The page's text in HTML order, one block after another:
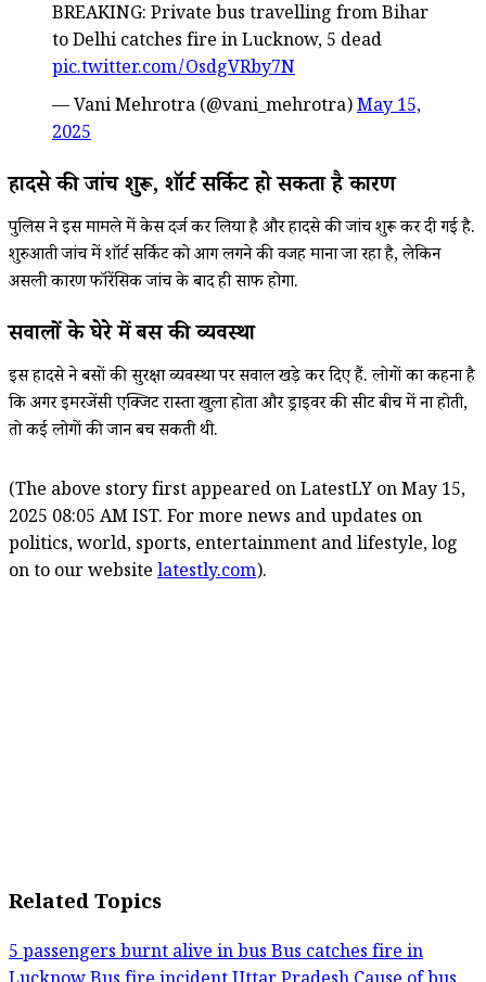
BREAKING: Private bus travelling from Bihar
to Delhi catches fire in Lucknow, 5 dead
pic.twitter.com/OsdgVRby7N
— Vani Mehrotra (@vani_mehrotra)May 15,
2025
हादसे की जांच शुरू, शॉर्ट सर्किट हो सकता है कारण
पुलिस ने इस मामले में केस दर्ज कर लिया है और हादसे की जांच शुरू कर दी गई है.
शुरुआती जांच में शॉर्ट सर्किट को आग लगने की वजह माना जा रहा है, लेकिन
असली कारण फॉरेंसिक जांच के बाद ही साफ होगा.
सवालों के घेरे में बस की व्यवस्था
इस हादसे ने बसों की सुरक्षा व्यवस्था पर सवाल खड़े कर दिए हैं. लोगों का कहना है
कि अगर इमरजेंसी एक्जिट रास्ता खुला होता और ड्राइवर की सीट बीच में ना होती,
तो कई लोगों की जान बच सकती थी.
(The above story first appeared on LatestLY on May 15,
2025 08:05 AM IST. For more news and updates on
politics, world, sports, entertainment and lifestyle, log
on to our website latestly.com).
Related Topics
5 passengers burnt alive in busBus catches fire in